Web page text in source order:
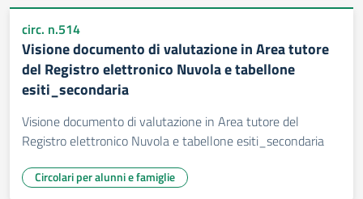
circ. n.514
Visione documento di valutazione in Area tutore
del Registro elettronico Nuvola e tabellone
esiti_secondaria
Visione documento di valutazione in Area tutore del
Registro elettronico Nuvola e tabellone esiti_secondaria
Circolari per alunni e famiglie